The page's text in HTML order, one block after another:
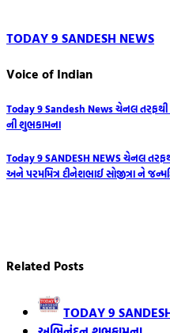
TODAY 9 SANDESH NEWS
Voice of Indian
Post
Today 9 Sandesh News ચેનલ તરફથી
ની શુભકામના
Today 9 SANDESH NEWS ચેનલ
અને પરમમિત્ર દીનેશભાઈ સોજીત્રા ને
Related Posts
TODAY 9